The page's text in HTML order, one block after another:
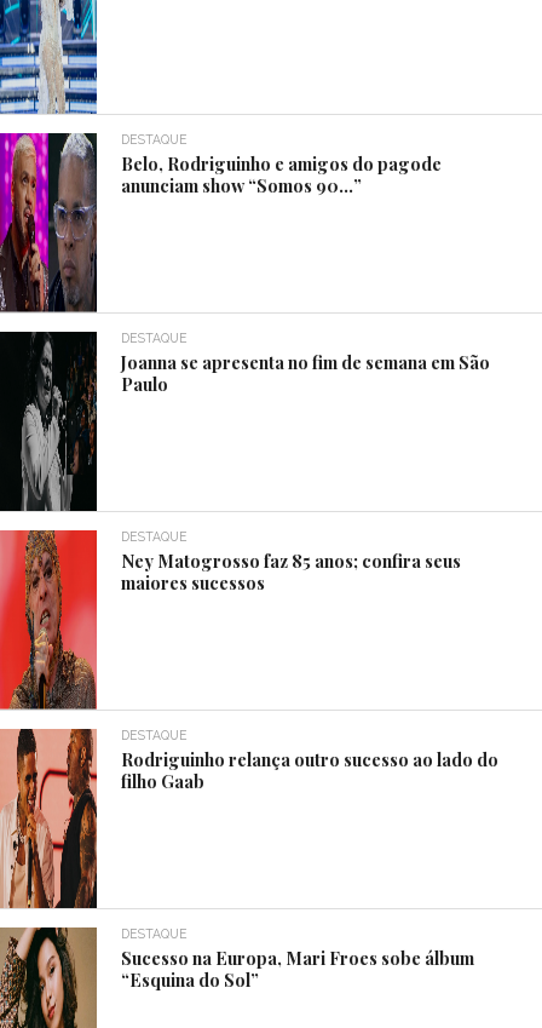
DESTAQUE
Belo, Rodriguinho e amigos do pagode
anunciam show “Somos 90…”
DESTAQUE
Joanna se apresenta no fim de semana em São
Paulo
DESTAQUE
Ney Matogrosso faz 85 anos; confira seus
maiores sucessos
DESTAQUE
Rodriguinho relança outro sucesso ao lado do
filho Gaab
DESTAQUE
Sucesso na Europa, Mari Froes sobe álbum
“Esquina do Sol”